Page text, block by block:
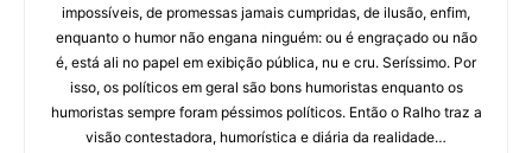
impossíveis, de promessas jamais cumpridas, de ilusão, enfim,
enquanto o humor não engana ninguém: ou é engraçado ou não
é, está ali no papel em exibição pública, nu e cru. Seríssimo. Por
isso, os políticos em geral são bons humoristas enquanto os
humoristas sempre foram péssimos políticos. Então o Ralho traz a
visão contestadora, humorística e diária da realidade…